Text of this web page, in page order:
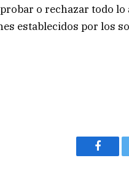
o rechazar todo
establecidos por los